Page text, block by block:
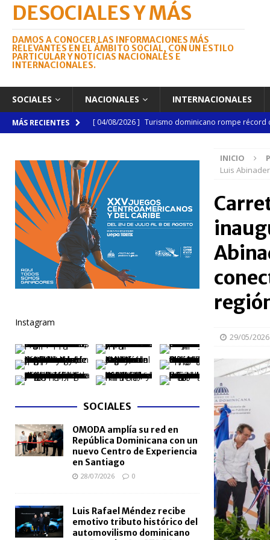
DESOCIALES Y MÁS
DAMOS A CONOCER LAS INFORMACIONES MÁS
RELEVANTES EN EL ÁMBITO SOCIAL, CON UN ESTILO
PARTICULAR Y NOTICIAS NACIONALES E
INTERNACIONALES.
SOCIALES NACIONALES INTERNACIONALES
MÁS RECIENTES [ 04/08/2026 ] Turismo dominicano rompe récord
[ 03/08/2026 ] Lactancia materna requiere mayor
NACIONALES
[ 03/08/2026 ] Tribunal Superior Electoral pondrá
Dr. Julio Brea Franco
NACIONALES
[ 03/08/2026 ]
Subasta de Bienes Nacionales
NACIONALES
[ 04/08/2026 ]
Código Penal reúne a periodistas
[ 04/08/2026 ] Amistad 2026 llevará atención
[ 04/08/2026 ]
Migración somete a la justicia a
NACIONALES
[ 04/08/2026 ] Derecho de autor alcanza cifra
semestre de 2026
NACIONALES
INICIO
Luis
29/05/2026
Instagram
SOCIALES
OMODA amplía su red en
República Dominicana con un
nuevo Centro de Experiencia
en Santiago
28/07/2026 0
Luis Rafael Méndez recibe
emotivo tributo histórico del
automovilismo dominicano